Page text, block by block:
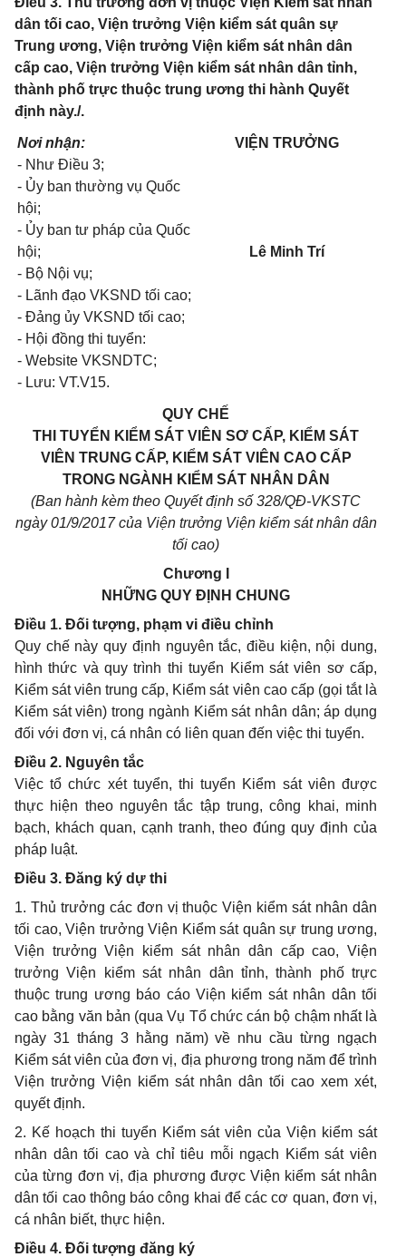
dân tối cao, Viện trưởng Viện kiểm sát quân sự
Trung ương, Viện trưởng Viện kiểm sát nhân dân
cấp cao, Viện trưởng Viện kiểm sát nhân dân tỉnh,
thành phố trực thuộc trung ương thi hành Quyết
định này./.
Nơi nhận:
- Như Điều 3;
- Ủy ban thường vụ Quốc
hội;
- Ủy ban tư pháp của Quốc
hội;
- Bộ Nội vụ;
- Lãnh đạo VKSND tối cao;
- Đảng ủy VKSND tối cao;
- Hội đồng thi tuyển:
- Website VKSNDTC;
- Lưu: VT.V15.
VIỆN TRƯỞNG
Lê Minh Trí
QUY CHẾ
THI TUYỂN KIỂM SÁT VIÊN SƠ CẤP, KIỂM SÁT
VIÊN TRUNG CẤP, KIỂM SÁT VIÊN CAO CẤP
TRONG NGÀNH KIỂM SÁT NHÂN DÂN
(Ban hành kèm theo Quyết định số 328/QĐ-VKSTC
ngày 01/9/2017 của Viện trưởng Viện kiểm sát nhân dân
tối cao)
Chương I
NHỮNG QUY ĐỊNH CHUNG
Điều 1. Đối tượng, phạm vi điều chỉnh
Quy chế này quy định nguyên tắc, điều kiện, nội dung,
hình thức và quy trình thi tuyển Kiểm sát viên sơ cấp,
Kiểm sát viên trung cấp, Kiểm sát viên cao cấp (gọi tắt là
Kiểm sát viên) trong ngành Kiểm sát nhân dân; áp dụng
đối với đơn vị, cá nhân có liên quan đến việc thi tuyển.
Điều 2. Nguyên tắc
Việc tổ chức xét tuyển, thi tuyển Kiểm sát viên được
thực hiện theo nguyên tắc tập trung, công khai, minh
bạch, khách quan, cạnh tranh, theo đúng quy định của
pháp luật.
Điều 3. Đăng ký dự thi
1. Thủ trưởng các đơn vị thuộc Viện kiểm sát nhân dân
tối cao, Viện trưởng Viện Kiểm sát quân sự trung ương,
Viện trưởng Viện kiểm sát nhân dân cấp cao, Viện
trưởng Viện kiểm sát nhân dân tỉnh, thành phố trực
thuộc trung ương báo cáo Viện kiểm sát nhân dân tối
cao bằng văn bản (qua Vụ Tổ chức cán bộ chậm nhất là
ngày 31 tháng 3 hằng năm) về nhu cầu từng ngạch
Kiểm sát viên của đơn vị, địa phương trong năm để trình
Viện trưởng Viện kiểm sát nhân dân tối cao xem xét,
quyết định.
2. Kế hoạch thi tuyển Kiểm sát viên của Viện kiểm sát
nhân dân tối cao và chỉ tiêu mỗi ngạch Kiểm sát viên
của từng đơn vị, địa phương được Viện kiểm sát nhân
dân tối cao thông báo công khai để các cơ quan, đơn vị,
cá nhân biết, thực hiện.
Điều 4. Đối tượng đăng ký